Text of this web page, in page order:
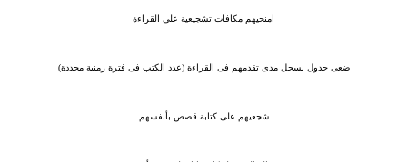
امنحيهم مكافآت تشجيعية على القراءة
ضعى جدول يسجل مدى تقدمهم فى القراءة (عدد الكتب فى فترة زمنية محددة)
شجعيهم على كتابة قصص بأنفسهم